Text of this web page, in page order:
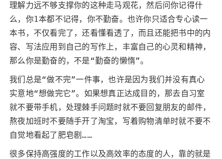
理解力远不够支撑你的这种走马观花，然后问你记得什
么，你1本都不记得，你不勤奋。也许你只适合专心读一
本书，不仅看完了，还看懂看透了，而且还能把书中的内
容、写法应用到自己的写作上，丰富自己的心灵和精神，
那么你是勤奋的，不是“勤奋的懒惰”。
我们总是“做不完”一件事，也许是因为我们并没有真心
实意地“想做完它”。如果想真正达成目的，那去自习室
就不要带手机，处理棘手问题时就不要回复朋友的邮件，
熬夜加班时不要随手开了淘宝，写着购物清单时就不要不
自觉地看起了肥皂剧……
很多保持高强度的工作以及高效率的态度的人，靠的就是